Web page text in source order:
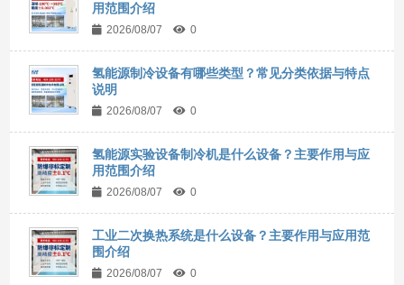
用范围介绍
2026/08/07 0
氢能源制冷设备有哪些类型？常见分类依据与特点
说明
2026/08/07 0
氢能源实验设备制冷机是什么设备？主要作用与应
用范围介绍
2026/08/07 0
工业二次换热系统是什么设备？主要作用与应用范
围介绍
2026/08/07 0